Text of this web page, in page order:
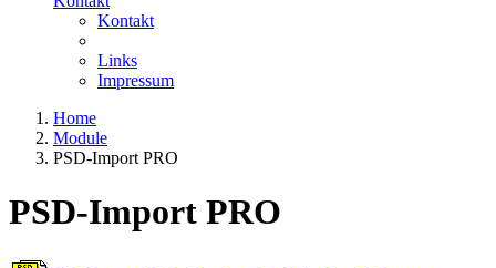
Kontakt
Links
Impressum
Home
Module
PSD-Import PRO
PSD-Import PRO